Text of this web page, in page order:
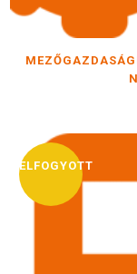
ELFOGYOTT